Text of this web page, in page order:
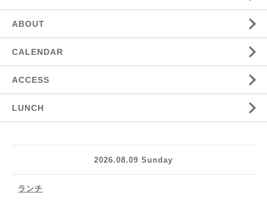
ABOUT
CALENDAR
ACCESS
LUNCH
2026.08.09 Sunday
ランチ